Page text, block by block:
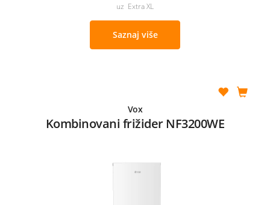
uz Extra XL
Saznaj više
Vox
Kombinovani frižider NF3200WE